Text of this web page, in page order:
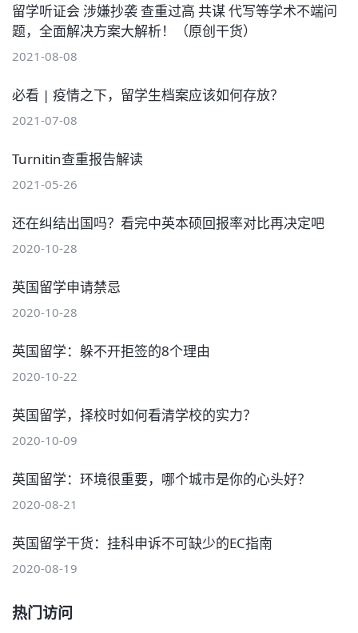
留学听证会 涉嫌抄袭 查重过高 共谋 代写等学术不端问
题，全面解决方案大解析！（原创干货）
2021-08-08
必看 | 疫情之下，留学生档案应该如何存放？
2021-07-08
Turnitin查重报告解读
2021-05-26
还在纠结出国吗？看完中英本硕回报率对比再决定吧
2020-10-28
英国留学申请禁忌
2020-10-28
英国留学：躲不开拒签的8个理由
2020-10-22
英国留学，择校时如何看清学校的实力？
2020-10-09
英国留学：环境很重要，哪个城市是你的心头好？
2020-08-21
英国留学干货：挂科申诉不可缺少的EC指南
2020-08-19
热门访问